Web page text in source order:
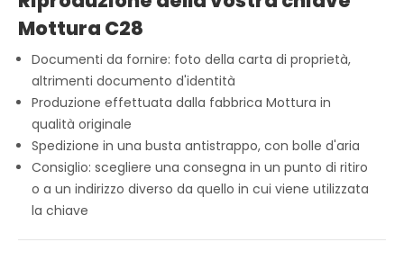
Mottura C28
Documenti da fornire: foto della carta di proprietà,
altrimenti documento d'identità
Produzione effettuata dalla fabbrica Mottura in
qualità originale
Spedizione in una busta antistrappo, con bolle d'aria
Consiglio: scegliere una consegna in un punto di ritiro
o a un indirizzo diverso da quello in cui viene utilizzata
la chiave